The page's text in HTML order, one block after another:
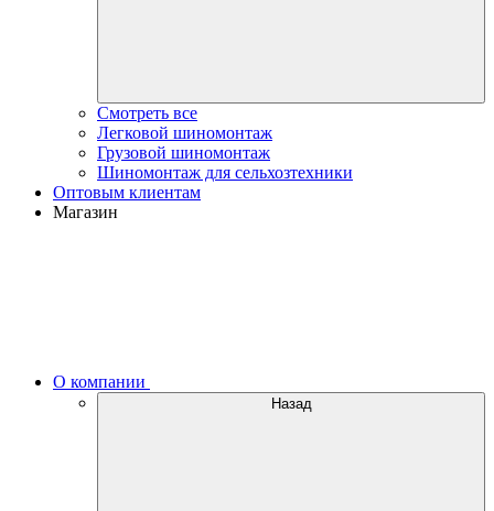
Смотреть все
Легковой шиномонтаж
Грузовой шиномонтаж
Шиномонтаж для сельхозтехники
Оптовым клиентам
Магазин
О компании
Назад